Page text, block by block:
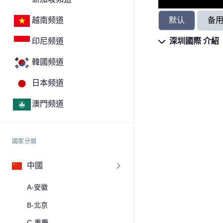
越南频道
印尼频道
韓國频道
日本频道
澳門频道
國家分類
中國
A-安徽
B-北京
默认 备用
深圳國際 介紹